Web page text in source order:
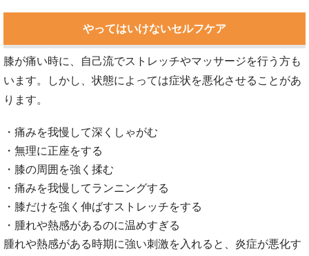
やってはいけないセルフケア
膝が痛い時に、自己流でストレッチやマッサージを行う方も
います。しかし、状態によっては症状を悪化させることがあ
ります。
・痛みを我慢して深くしゃがむ
・無理に正座をする
・膝の周囲を強く揉む
・痛みを我慢してランニングする
・膝だけを強く伸ばすストレッチをする
・腫れや熱感があるのに温めすぎる
腫れや熱感がある時期に強い刺激を入れると、炎症が悪化す